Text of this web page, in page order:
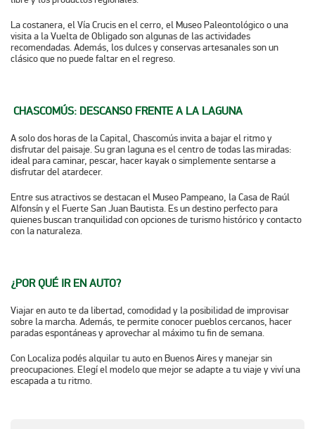
La costanera, el Vía Crucis en el cerro, elMuseo Paleontológicoo una
visita a laVuelta de Obligadoson algunas de las actividades
recomendadas. Además, los dulces y conservas artesanales son un
clásico que no puede faltar en el regreso.
CHASCOMÚS: DESCANSO FRENTE A LA LAGUNA
A solo dos horas de la Capital, Chascomús invita a bajar el ritmo y
disfrutar del paisaje. Su gran laguna es el centro de todas las miradas:
ideal para caminar, pescar, hacer kayak o simplemente sentarse a
disfrutar del atardecer.
Entre sus atractivos se destacan el Museo Pampeano, la Casa de Raúl
Alfonsín y el Fuerte San Juan Bautista. Es un destino perfecto para
quienes buscan tranquilidad con opciones de turismo histórico y contacto
con la naturaleza.
¿POR QUÉ IR EN AUTO?
Viajar en auto te da libertad, comodidad y la posibilidad de improvisar
sobre la marcha. Además, te permite conocer pueblos cercanos, hacer
paradas espontáneas y aprovechar al máximo tu fin de semana.
Con Localiza podés alquilar tu auto en Buenos Aires y manejar sin
preocupaciones. Elegí el modelo que mejor se adapte a tu viaje y viví una
escapada a tu ritmo.